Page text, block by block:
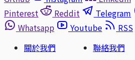
Pinterest
Reddit Telegram
Whatsapp
Youtube
RSS
關於我們
聯絡我們